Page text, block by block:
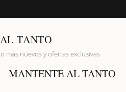
TANTO
más nuevos y ofertas exclusivas
MANTENTE AL TANTO